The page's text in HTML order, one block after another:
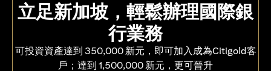
立足新加坡，輕鬆辦理國際銀
行業務
可投資資產達到 350,000 新元，即可加入成為Citigold客
戶；達到 1,500,000 新元，更可晉升